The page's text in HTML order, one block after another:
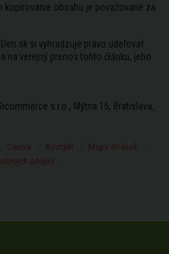
kopírovanie obsahu je považované za
si vyhradzuje právo udeľovať
na verejný prenos tohto článku, jeho
s.r.o., Mýtna 15, Bratislava,
Cenník Kontakt
Mapa stránok
údajov